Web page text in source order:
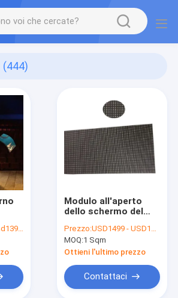
(444)
negotiable )
Modulo all'aperto
dello schermo del
LED dell'esposizione
di LED di P4 SMD
Prezzo:USD1499 - USD1999 / Sqm ( price is negotiable )
MOQ:1 Sqm
Ottieni l'ultimo prezzo
Contattaci